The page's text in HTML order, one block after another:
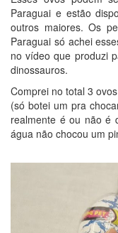
Paraguai e estão
outros maiores. Os
Paraguai só achei
no vídeo que produzi
dinossauros.
Comprei no total 3
(só botei um pra
realmente é ou não é
água não chocou um